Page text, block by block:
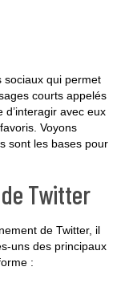
sociaux qui permet
courts appelés
avec eux
Voyons
sont les bases pour
Twitter
de Twitter, il
uns des principaux
: